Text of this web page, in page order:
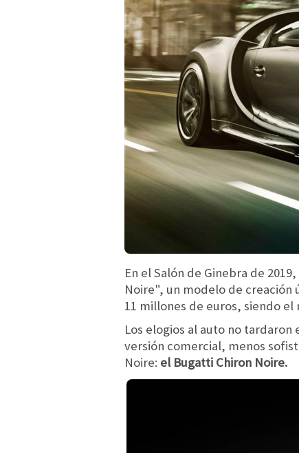
En el Salón de Ginebra de 2019,
Noire", un modelo de creación
11 millones de euros, siendo el
Los elogios al auto no
versión comercial, menos
Noire: el Bugatti Chiron Noire.